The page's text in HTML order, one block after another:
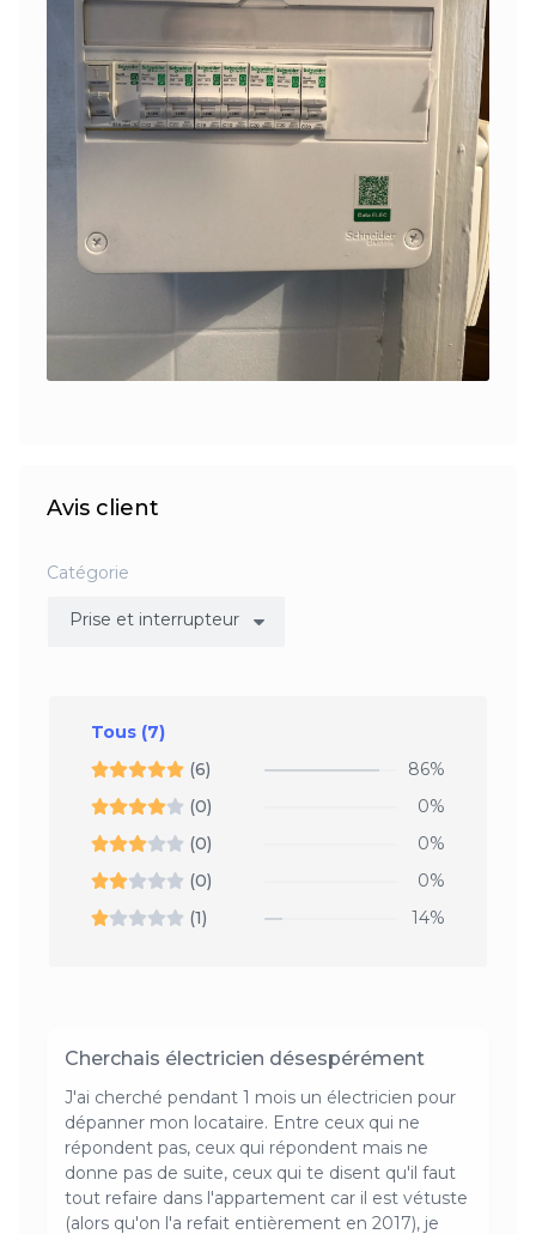
Avis client
Catégorie
Tous (7)
(6)
86%
(0)
0%
(0)
0%
(0)
0%
(1)
14%
Cherchais électricien désespérément
J'ai cherché pendant 1 mois un électricien pour
dépanner mon locataire. Entre ceux qui ne
répondent pas, ceux qui répondent mais ne
donne pas de suite, ceux qui te disent qu'il faut
tout refaire dans l'appartement car il est vétuste
(alors qu'on l'a refait entièrement en 2017), je